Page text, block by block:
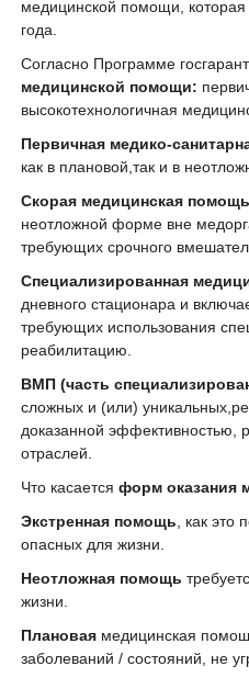
медицинской помощи, которая
года.
Согласно Программе
медицинской помощи:
высокотехнологичная
Первичная медико-
как в плановой,так и в
Скорая медицинская помощь
неотложной форме вне
требующих срочного
Специализированная
дневного стационара и
требующих использования
реабилитацию.
ВМП (часть
сложных и (или)
доказанной эффективностью,
отраслей.
Что касается форм оказания
Экстренная помощь , как это
опасных для жизни.
Неотложная помощь
жизни.
Плановая медицинская
заболеваний / состояний, не